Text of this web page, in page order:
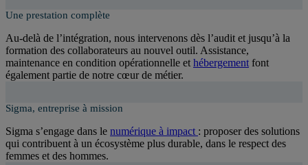
Une prestation complète
Au-delà de l’intégration, nous intervenons dès l’audit et jusqu’à la
formation des collaborateurs au nouvel outil. Assistance,
maintenance en condition opérationnelle et hébergement font
également partie de notre cœur de métier.
Sigma, entreprise à mission
Sigma s’engage dans le numérique à impact : proposer des solutions
qui contribuent à un écosystème plus durable, dans le respect des
femmes et des hommes.